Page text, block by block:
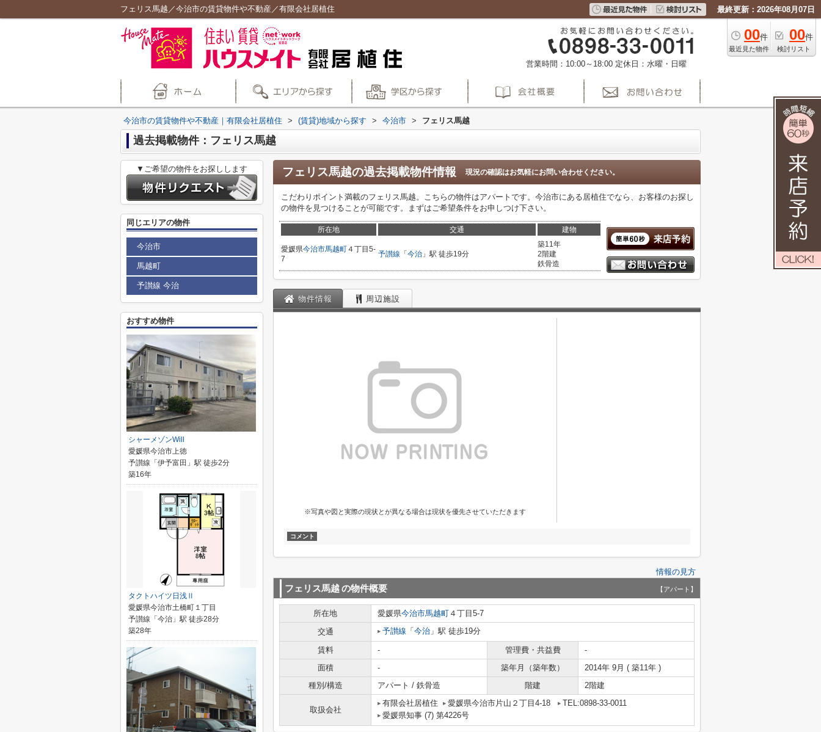
フェリス馬越／今治市の賃貸物件や不動産／有限会社居植住 最終更新：2026年08月07日
00件
最近見た物件
00件
検討リスト
営業時間：10:00～18:00 定休日：水曜・日曜
今治市の賃貸物件や不動産｜有限会社居植住 > (賃貸)地域から探す > 今治市 > フェリス馬越
過去掲載物件：フェリス馬越
フェリス馬越の過去掲載物件情報 現況の確認はお気軽にお問い合わせください。
こだわりポイント満載のフェリス馬越。こちらの物件はアパートです。今治市にある居植住でなら、お客様のお探し
の物件を見つけることが可能です。まずはご希望条件をお申しつけ下さい。
所在地 交通 建物
愛媛県今治市馬越町４丁目5-
7
予讃線 「 今治 」駅 徒歩19分
築11年
2階建
鉄骨造
物件情報 周辺施設
※写真や図と実際の現状とが異なる場合は現状を優先させていただきます
コメント
情報の見方
フェリス馬越の物件概要 【アパート】
所在地 愛媛県今治市馬越町 ４丁目5-7
交通
予讃線 「 今治 」駅 徒歩19分
賃料 - 管理費・共益費
-
面積
- 築年月（築年数）
2014年 9月 ( 築11年 )
種別/構造
アパート / 鉄骨造 階建 2階建
取扱会社
有限会社居植住 愛媛県今治市片山２丁目4-18
TEL:0898-33-0011
愛媛県知事 (7) 第4226号
▼ご希望の物件をお探しします
同じエリアの物件
今治市
馬越町
予讃線 今治
おすすめ物件
シャーメゾンWill
愛媛県今治市上徳
予讃線「伊予富田」駅 徒歩2分
築16年
タクトハイツ日浅Ⅱ
愛媛県今治市土橋町１丁目
予讃線「今治」駅 徒歩28分
築28年